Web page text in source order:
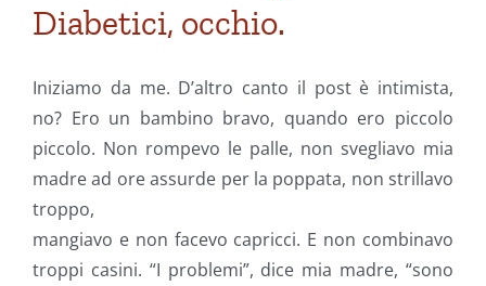
Diabetici, occhio.
Iniziamo da me. D’altro canto il post è intimista,
no? Ero un bambino bravo, quando ero piccolo
piccolo. Non rompevo le palle, non svegliavo mia
madre ad ore assurde per la poppata, non strillavo
troppo,
mangiavo e non facevo capricci. E non combinavo
troppi casini. “I problemi”, dice mia madre, “sono